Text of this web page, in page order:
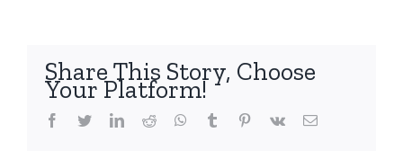
Share This Story, Choose
Your Platform!
Facebook
TwitterLinkedIn
Reddit WhatsApp
Tumblr Pinterest
Vk Email